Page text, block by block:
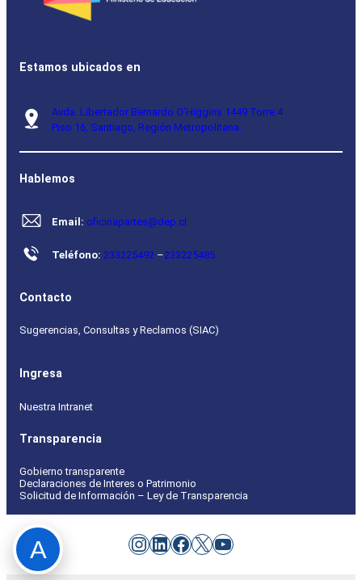
Estamos ubicados en
Avda. Libertador Bernardo O’Higgins 1449 Torre 4
Piso 16, Santiago, Región Metropolitana.
Hablemos
Email: oficinapartes@dep.cl
Teléfono: 233225492 –233225485
Contacto
Sugerencias, Consultas y Reclamos (SIAC)
Ingresa
Nuestra Intranet
Transparencia
Gobierno transparente
Declaraciones de Interes o Patrimonio
Solicitud de Información – Ley de Transparencia
Instagram
LinkedIn
Facebook
X YouTube
A